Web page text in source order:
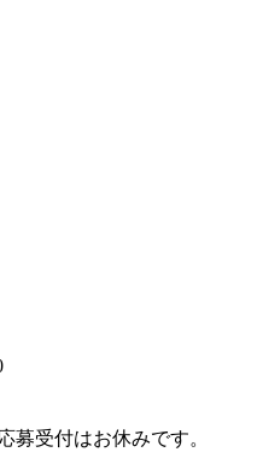
募受付はお休みです。